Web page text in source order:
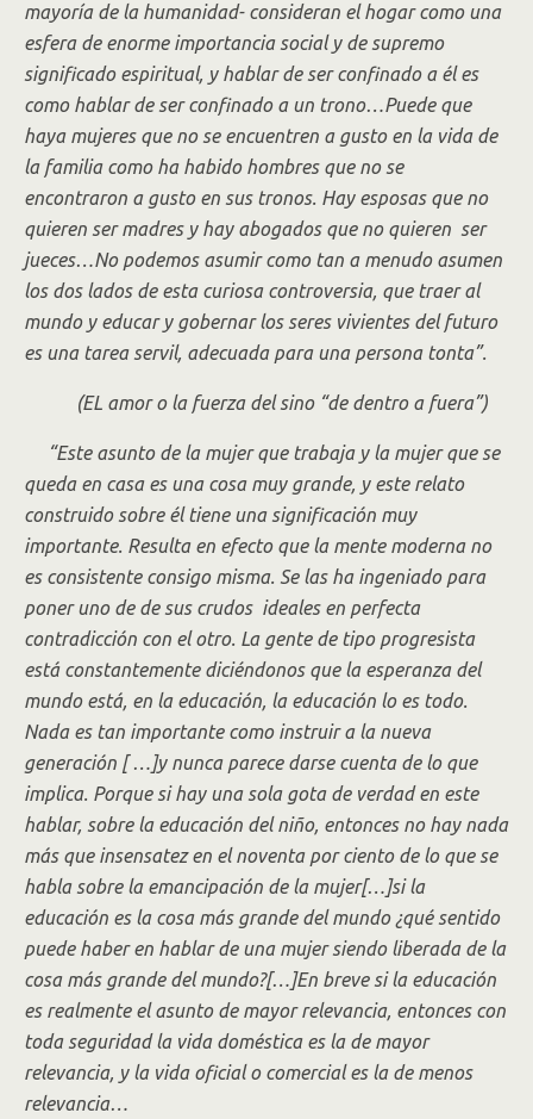
mayoría de la humanidad- consideran el hogar como una
esfera de enorme importancia social y de supremo
significado espiritual, y hablar de ser confinado a él es
como hablar de ser confinado a un trono…Puede que
haya mujeres que no se encuentren a gusto en la vida de
la familia como ha habido hombres que no se
encontraron a gusto en sus tronos. Hay esposas que no
quieren ser madres y hay abogados que no quieren ser
jueces…No podemos asumir como tan a menudo asumen
los dos lados de esta curiosa controversia, que traer al
mundo y educar y gobernar los seres vivientes del futuro
es una tarea servil, adecuada para una persona tonta”.
(EL amor o la fuerza del sino “de dentro a fuera”)
“Este asunto de la mujer que trabaja y la mujer que se
queda en casa es una cosa muy grande, y este relato
construido sobre él tiene una significación muy
importante. Resulta en efecto que la mente moderna no
es consistente consigo misma. Se las ha ingeniado para
poner uno de de sus crudos ideales en perfecta
contradicción con el otro. La gente de tipo progresista
está constantemente diciéndonos que la esperanza del
mundo está, en la educación, la educación lo es todo.
Nada es tan importante como instruir a la nueva
generación [ …]y nunca parece darse cuenta de lo que
implica. Porque si hay una sola gota de verdad en este
hablar, sobre la educación del niño, entonces no hay nada
más que insensatez en el noventa por ciento de lo que se
habla sobre la emancipación de la mujer[…]si la
educación es la cosa más grande del mundo ¿qué sentido
puede haber en hablar de una mujer siendo liberada de la
cosa más grande del mundo?[…]En breve si la educación
es realmente el asunto de mayor relevancia, entonces con
toda seguridad la vida doméstica es la de mayor
relevancia, y la vida oficial o comercial es la de menos
relevancia…